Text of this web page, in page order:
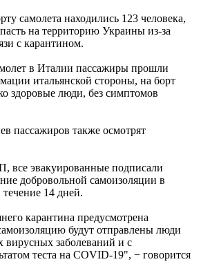
самолета находились 123 человека,
на территорию Украины из-за
с карантином.
в Италии пассажиры прошли
итальянской стороны, на борт
здоровые люди, без симптомов
пассажиров также осмотрят
все эвакуированные подписали
добровольной самоизоляции в
14 дней.
карантина предусмотрена
будут отправлены люди
вирусных заболеваний и с
теста на COVID-19", − говорится